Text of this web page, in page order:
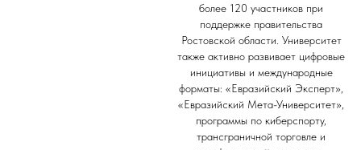
более 120 участников при
поддержке правительства
Ростовской области. Университет
также активно развивает цифровые
инициативы и международные
форматы: «Евразийский Эксперт»,
«Евразийский Мета-Университет»,
программы по киберспорту,
трансграничной торговле и